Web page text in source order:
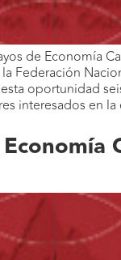
de Economía
Federación
oportunidad
interesados en